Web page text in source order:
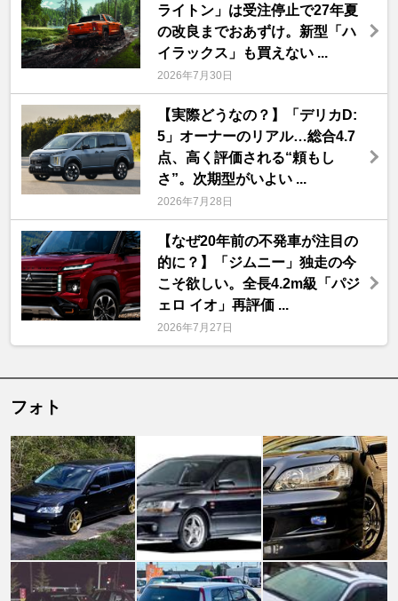
ライトン」は受注停止で27年夏
の改良までおあずけ。新型「ハ
イラックス」も買えない ...
2026年7月30日
【実際どうなの？】「デリカD:
5」オーナーのリアル…総合4.7
点、高く評価される“頼もし
さ”。次期型がいよい ...
2026年7月28日
【なぜ20年前の不発車が注目の
的に？】「ジムニー」独走の今
こそ欲しい。全長4.2m級「パジ
ェロ イオ」再評価 ...
2026年7月27日
フォト